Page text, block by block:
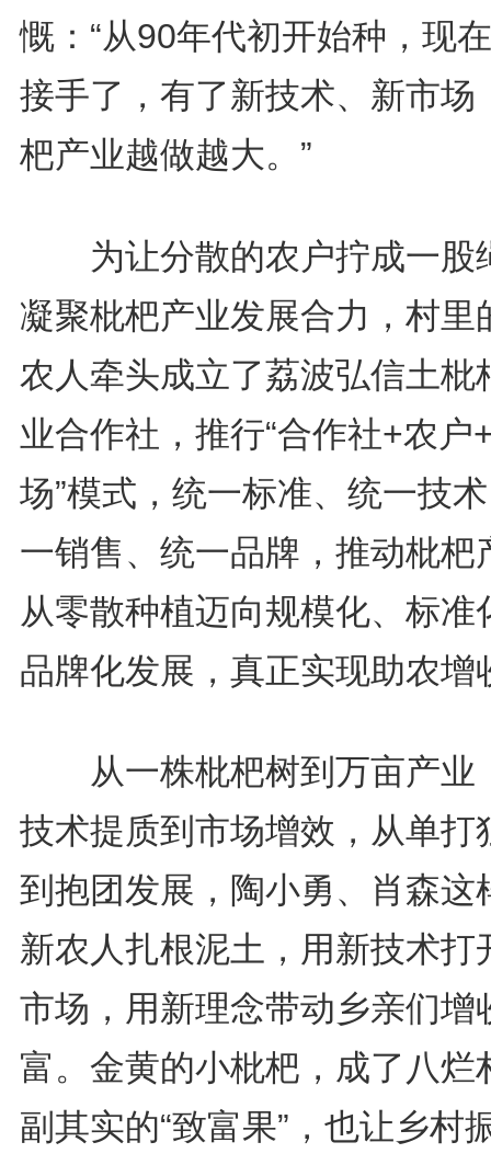
慨：“从90年代初开始种，现
接手了，有了新技术、新市场
杷产业越做越大。”
为让分散的农户拧成一股
凝聚枇杷产业发展合力，村里
农人牵头成立了荔波弘信土枇
业合作社，推行“合作社+农户
场”模式，统一标准、统一技
一销售、统一品牌，推动枇杷
从零散种植迈向规模化、标准
品牌化发展，真正实现助农增
从一株枇杷树到万亩产业
技术提质到市场增效，从单打
到抱团发展，陶小勇、肖森这
新农人扎根泥土，用新技术打
市场，用新理念带动乡亲们增
富。金黄的小枇杷，成了八烂
副其实的“致富果”，也让乡村